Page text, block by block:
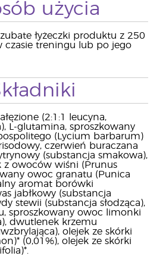
użycia
łyżeczki produktu z 250
treningu lub po jego
(2:1:1 leucyna,
L-glutamina, sproszkowany
(Lycium barbarum)
czerwień buraczana
(substancja smakowa),
z owoców wiśni (Prunus
owoc granatu (Punica
aromat borówki
jabłkowy (substancja
stewii (substancja słodząca),
sproszkowany owoc limonki
dwutlenek krzemu
olejek ze skórki
(0,01%), olejek ze skórki